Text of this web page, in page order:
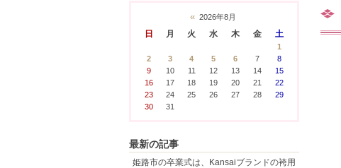
« 2026年8月
日 月 火 水 木 金 土
1
2
3 4 5 6 7
8
9
10 11 12 13 14
15
16
17 18 19 20 21
22
23
24 25 26 27 28
29
30
31
最新の記事
姫路市の卒業式は、Kansaiブランドの袴用